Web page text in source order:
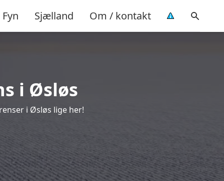
Fyn Sjælland Om / kontakt
i Øsløs
i Øsløs lige her!